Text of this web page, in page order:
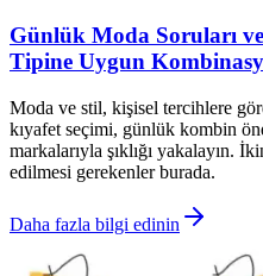
Günlük Moda Soruları
Tipine Uygun
Moda ve stil, kişisel tercihlere
kıyafet seçimi, günlük kombin
markalarıyla şıklığı yakalayın.
edilmesi gerekenler burada.
Daha fazla bilgi edinin